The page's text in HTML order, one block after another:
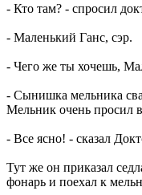
- Кто там? - спросил
- Маленький Ганс, сэр.
- Чего же ты хочешь,
- Сынишка мельника
Мельник очень просил
- Все ясно! - сказал
Тут же он приказал
фонарь и поехал к